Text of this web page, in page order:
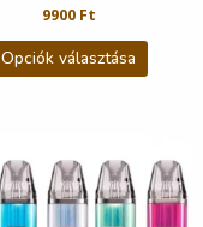
9900 Ft
Opciók választása